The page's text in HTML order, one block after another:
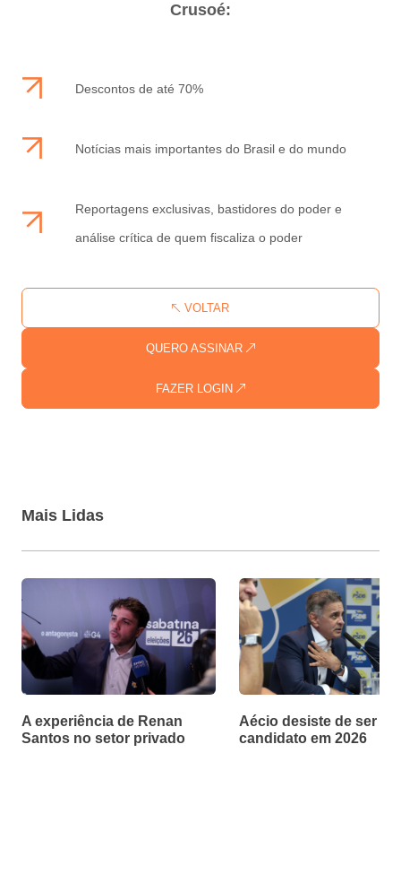
Crusoé:
Descontos de até 70%
Notícias mais importantes do Brasil e do mundo
Reportagens exclusivas, bastidores do poder e
análise crítica de quem fiscaliza o poder
FAZER LOGIN
QUERO ASSINAR
VOLTAR
Mais Lidas
A experiência de Renan
Santos no setor privado
Aécio desiste de ser
candidato em 2026